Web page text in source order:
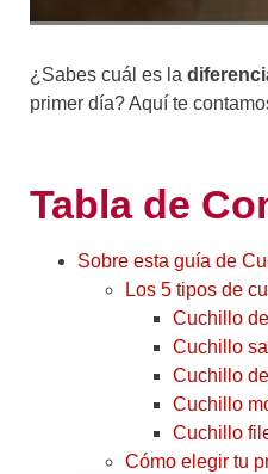
¿Sabes cuál es la
primer día? Aquí te
Tabla de
Sobre esta guía de
Los 5 tipos de
Cuchillo
Cuchillo
Cuchillo
Cuchillo
Cuchillo
Cómo elegir tu